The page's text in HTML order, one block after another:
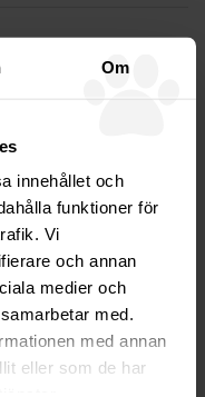
Om
innehållet och
funktioner för
Vi
och annan
medier och
med.
med annan
eller som de har
vardagar kl08-09